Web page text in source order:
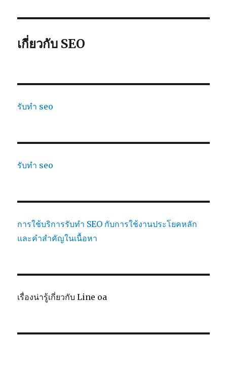
เกี่ยวกับ SEO
รับทำ seo
รับทำ seo
การใช้บริการรับทำ SEO กับการใช้งานประโยคหลัก
และคำสำคัญในเนื้อหา
เรื่องน่ารู้เกี่ยวกับ Line oa